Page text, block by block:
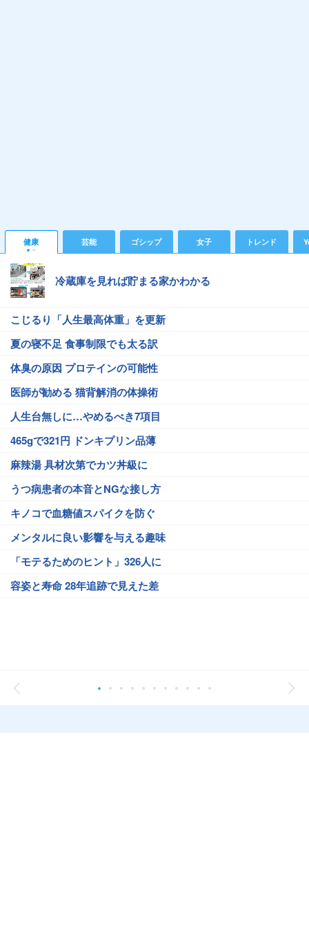
健康 芸能 ゴシップ 女子 トレンド
冷蔵庫を見れば貯まる家かわかる
こじるり「人生最高体重」を更新
夏の寝不足 食事制限でも太る訳
体臭の原因 プロテインの可能性
医師が勧める 猫背解消の体操術
人生台無しに…やめるべき7項目
465gで321円 ドンキプリン品薄
麻辣湯 具材次第でカツ丼級に
うつ病患者の本音とNGな接し方
キノコで血糖値スパイクを防ぐ
メンタルに良い影響を与える趣味
「モテるためのヒント」326人に
容姿と寿命 28年追跡で見えた差